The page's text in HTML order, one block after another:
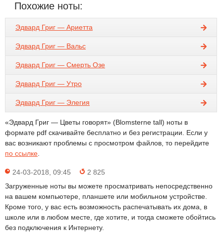
Похожие ноты:
Эдвард Григ — Ариетта
Эдвард Григ — Вальс
Эдвард Григ — Смерть Озе
Эдвард Григ — Утро
Эдвард Григ — Элегия
«Эдвард Григ — Цветы говорят» (Blomsterne tall) ноты в
формате pdf скачивайте бесплатно и без регистрации. Если у
вас возникают проблемы с просмотром файлов, то перейдите
по ссылке
24-03-2018, 09:45
2 825
Загруженные ноты вы можете просматривать непосредственно
на вашем компьютере, планшете или мобильном устройстве.
Кроме того, у вас есть возможность распечатывать их дома, в
школе или в любом месте, где хотите, и тогда сможете обойтись
без подключения к Интернету.